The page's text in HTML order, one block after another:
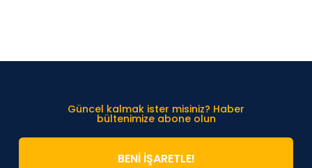
Güncel kalmak ister misiniz? Haber
bültenimize abone olun
BENİ İŞARETLE!